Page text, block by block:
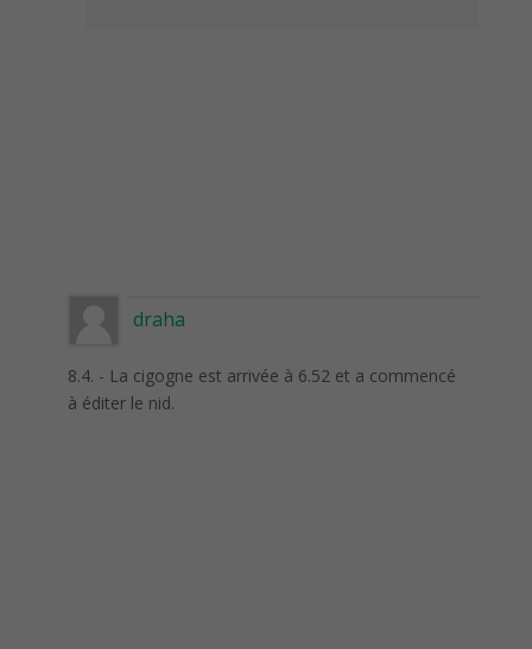
draha
8.4. - La cigogne est arrivée à 6.52 et a commencé
à éditer le nid.